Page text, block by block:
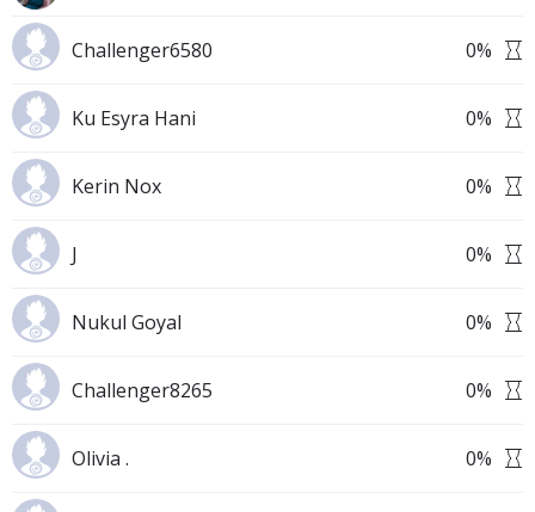
Challenger6580 0%
Ku Esyra Hani 0%
Kerin Nox 0%
J 0%
Nukul Goyal 0%
Challenger8265 0%
Olivia . 0%